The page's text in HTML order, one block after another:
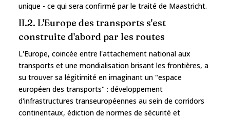
unique - ce qui sera confirmé par le traité de Maastricht.
II.2. L'Europe des transports s'est
construite d'abord par les routes
L'Europe, coincée entre l'attachement national aux
transports et une mondialisation brisant les frontières, a
su trouver sa légitimité en imaginant un "espace
européen des transports" : développement
d'infrastructures transeuropéennes au sein de corridors
continentaux, édiction de normes de sécurité et